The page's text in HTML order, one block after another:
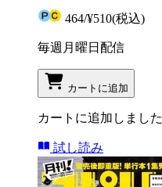
464/¥510(税込)
毎週月曜日配信
カートに追加
カートに追加しました
試し読み